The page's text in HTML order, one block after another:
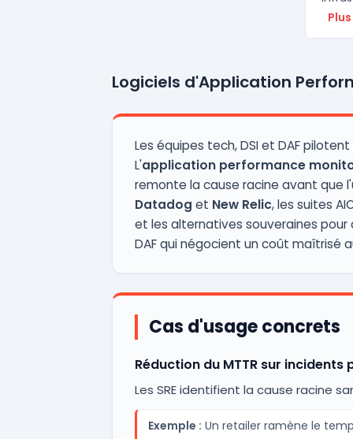
Logiciels d'Application
Les équipes tech, DSI et DAF
L'application performance
remonte la cause racine avant que
Datadog et New Relic, les suites
et les alternatives souveraines pour
DAF qui négocient un coût maîtrisé
Cas d'usage concrets
Réduction du MTTR sur incidents
Les SRE identifient la cause racine
Exemple : Un retailer ramène le